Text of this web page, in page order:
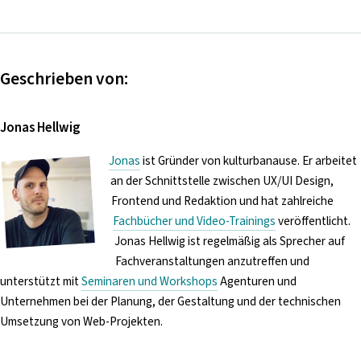
Geschrieben von:
Jonas Hellwig
Jonasist Gründer von kulturbanause. Er arbeitet
an der Schnittstelle zwischen UX/UI Design,
Frontend und Redaktion und hat zahlreiche
Fachbücher und Video-Trainingsveröffentlicht.
Jonas Hellwig ist regelmäßig als Sprecher auf
Fachveranstaltungen anzutreffen und
unterstützt mitSeminaren und WorkshopsAgenturen und
Unternehmen bei der Planung, der Gestaltung und der technischen
Umsetzung von Web-Projekten.